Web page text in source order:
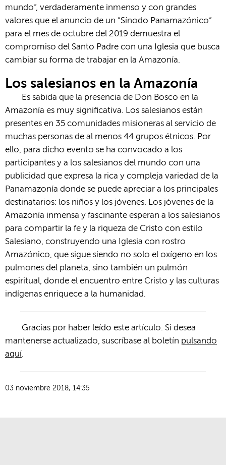
mundo”, verdaderamente inmenso y con grandes
valores que el anuncio de un “Sínodo Panamazónico”
para el mes de octubre del 2019 demuestra el
compromiso del Santo Padre con una Iglesia que busca
cambiar su forma de trabajar en la Amazonía.
Los salesianos en la Amazonía
Es sabida que la presencia de Don Bosco en la
Amazonía es muy significativa. Los salesianos están
presentes en 35 comunidades misioneras al servicio de
muchas personas de al menos 44 grupos étnicos. Por
ello, para dicho evento se ha convocado a los
participantes y a los salesianos del mundo con una
publicidad que expresa la rica y compleja variedad de la
Panamazonía donde se puede apreciar a los principales
destinatarios: los niños y los jóvenes. Los jóvenes de la
Amazonía inmensa y fascinante esperan a los salesianos
para compartir la fe y la riqueza de Cristo con estilo
Salesiano, construyendo una Iglesia con rostro
Amazónico, que sigue siendo no solo el oxígeno en los
pulmones del planeta, sino también un pulmón
espiritual, donde el encuentro entre Cristo y las culturas
indígenas enriquece a la humanidad.
Gracias por haber leído este artículo. Si desea
mantenerse actualizado, suscríbase al boletín pulsando
aquí.
03 noviembre 2018, 14:35